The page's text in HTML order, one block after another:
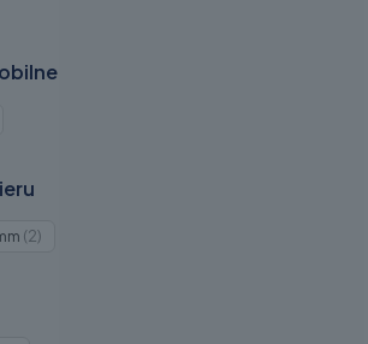
2Produkty